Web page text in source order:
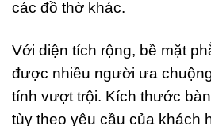
các đồ thờ khác.
Với diện tích rộng, bề mặt
được nhiều người ưa
tính vượt trội. Kích thước
tùy theo yêu cầu của khách